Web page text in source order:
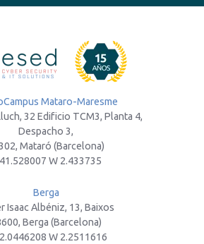
Mataro-Maresme
32 Edificio TCM3, Planta 4,
Despacho 3,
Mataró (Barcelona)
W 2.433735
Berga
Isaac Albéniz, 13, Baixos
Berga (Barcelona)
W 2.2511616